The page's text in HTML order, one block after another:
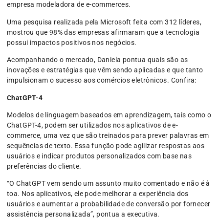
empresa modeladora de e-commerces.
Uma pesquisa realizada pela Microsoft feita com 312 líderes,
mostrou que 98% das empresas afirmaram que a tecnologia
possui impactos positivos nos negócios.
Acompanhando o mercado, Daniela pontua quais são as
inovações e estratégias que vêm sendo aplicadas e que tanto
impulsionam o sucesso aos comércios eletrônicos. Confira:
ChatGPT-4
Modelos de linguagem baseados em aprendizagem, tais como o
ChatGPT-4, podem ser utilizados nos aplicativos de e-
commerce, uma vez que são treinados para prever palavras em
sequências de texto. Essa função pode agilizar respostas aos
usuários e indicar produtos personalizados com base nas
preferências do cliente.
“O ChatGPT vem sendo um assunto muito comentado e não é à
toa. Nos aplicativos, ele pode melhorar a experiência dos
usuários e aumentar a probabilidade de conversão por fornecer
assistência personalizada”, pontua a executiva.